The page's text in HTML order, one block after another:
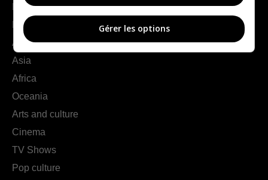
France
Europe
Americas
Asia
Africa
Oceania
Arts and culture
Cinema
TV Shows
Pop culture
Gérer les options